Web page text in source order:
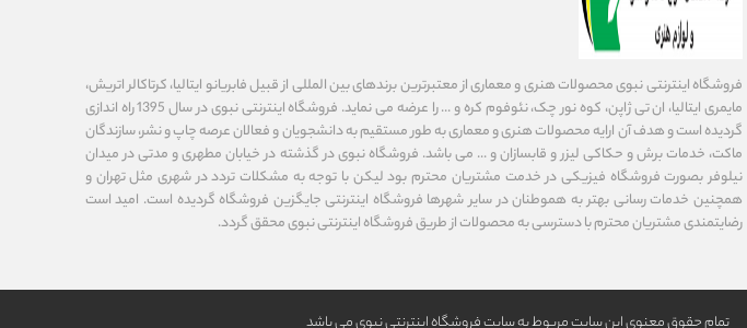
فروشگاه اینترنتی نبوی محصولات هنری و معماری از معتبرترین برندهای بین المللی از قبیل فابریانو ایتالیا، کرتاکالر اتریش،
مایمری ایتالیا، ان تی ژاپن، کوه نور چک، نئوفوم کره و ... را عرضه می نماید. فروشگاه اینترنتی نبوی در سال 1395 راه اندازی
گردیده است و هدف آن ارایه محصولات هنری و معماری به طور مستقیم به دانشجویان و فعالان عرصه چاپ و نشر، سازندگان
ماکت، خدمات برش و حکاکی لیزر و قابسازان و ... می باشد. فروشگاه نبوی در گذشته در خیابان مطهری و مدتی در میدان
نیلوفر بصورت فروشگاه فیزیکی در خدمت مشتریان محترم بود لیکن با توجه به مشکلات تردد در شهری مثل تهران و
همچنین خدمات رسانی بهتر به هموطنان در سایر شهرها فروشگاه اینترنتی جایگزین فروشگاه گردیده است. امید است
رضایتمندی مشتریان محترم با دسترسی به محصولات از طریق فروشگاه اینترنتی نبوی محقق گردد.
تمام حقوق معنوی این سایت مربوط به سایت فروشگاه اینترنتی نبوی می باشد